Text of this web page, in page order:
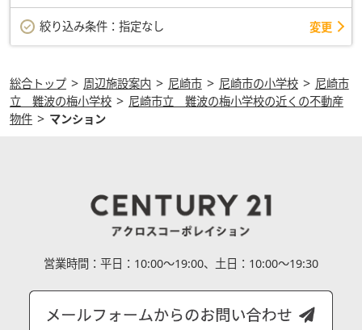
絞り込み条件： 指定なし 変更
総合トップ > 周辺施設案内 > 尼崎市 > 尼崎市の小学校 > 尼崎市
立 難波の梅小学校 > 尼崎市立 難波の梅小学校の近くの不動産
物件 > マンション
営業時間： 平日：10:00～19:00、土日：10:00～19:30